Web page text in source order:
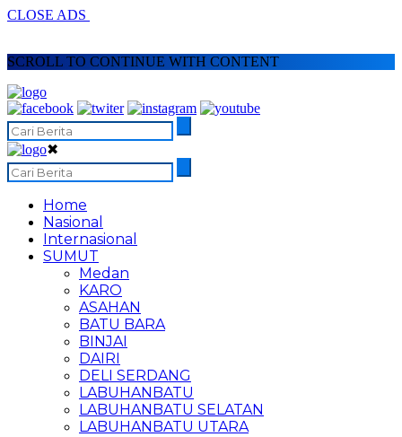
CLOSE ADS
SCROLL TO CONTINUE WITH CONTENT
✖
Home
Nasional
Internasional
SUMUT
Medan
KARO
ASAHAN
BATU BARA
BINJAI
DAIRI
DELI SERDANG
LABUHANBATU
LABUHANBATU SELATAN
LABUHANBATU UTARA